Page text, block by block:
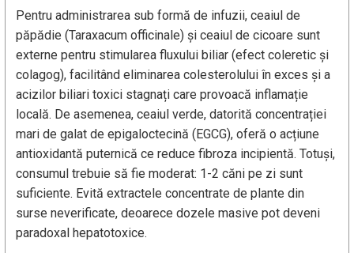
Pentru administrarea sub formă de infuzii, ceaiul de
păpădie (Taraxacum officinale) și ceaiul de cicoare sunt
externe pentru stimularea fluxului biliar (efect coleretic și
colagog), facilitând eliminarea colesterolului în exces și a
acizilor biliari toxici stagnați care provoacă inflamație
locală. De asemenea, ceaiul verde, datorită concentrației
mari de galat de epigaloctecină (EGCG), oferă o acțiune
antioxidantă puternică ce reduce fibroza incipientă. Totuși,
consumul trebuie să fie moderat: 1-2 căni pe zi sunt
suficiente. Evită extractele concentrate de plante din
surse neverificate, deoarece dozele masive pot deveni
paradoxal hepatotoxice.